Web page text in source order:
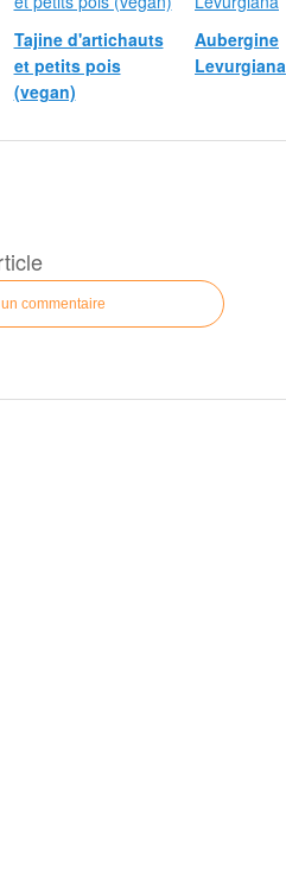
Tajine d'artichauts
et petits pois
(vegan)
Aubergine
Levurgiana
commentaire